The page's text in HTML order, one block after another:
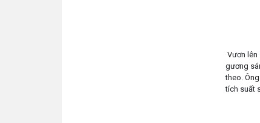
Vươn
gương
theo.
tích suất